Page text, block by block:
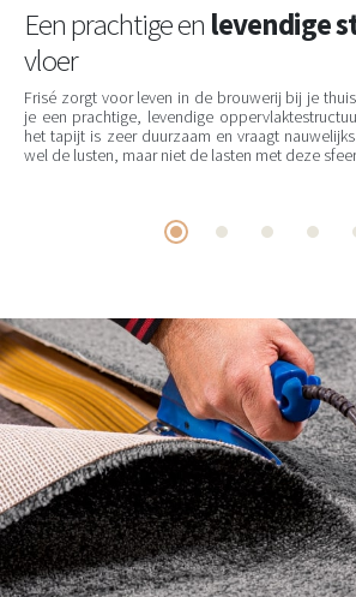
Een prachtige en levendige
vloer
Frisé zorgt voor leven in de brouwerij bij je
je een prachtige, levendige
het tapijt is zeer duurzaam en vraagt
wel de lusten, maar niet de lasten met deze